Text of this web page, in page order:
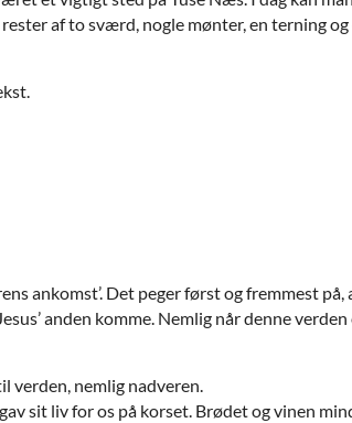
af to sværd, nogle mønter, en terning
ankomst’. Det peger først og fremmest
anden komme. Nemlig når denne
verden, nemlig nadveren.
sit liv for os på korset. Brødet og vinen